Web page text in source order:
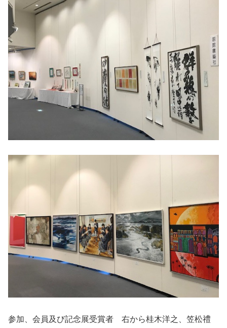
参加、会員及び記念展受賞者 右から桂木洋之、笠松禮